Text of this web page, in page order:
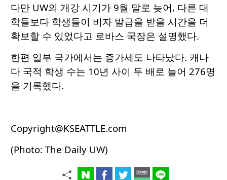
다만 UW의 개강 시기가 9월 말로 늦어, 다른 대
학들보다 학생들이 비자 발급을 받을 시간을 더
확보할 수 있었다고 로바스 국장은 설명했다.
한편 일부 국가에서는 증가세도 나타났다. 캐나
다 국적 학생 수는 10년 사이 두 배로 늘어 276명
을 기록했다.
Copyright@KSEATTLE.com
(Photo: The Daily UW)